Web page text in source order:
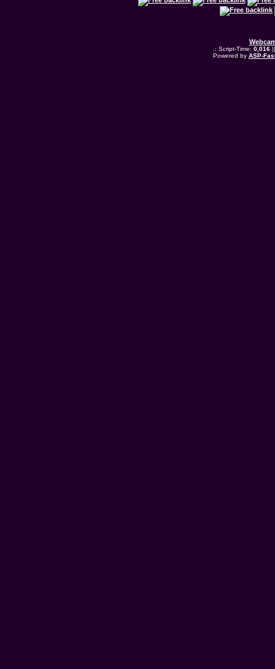
.: Script-Time: 0,016||
Powered by ASP-